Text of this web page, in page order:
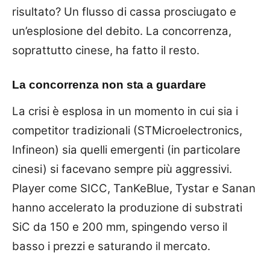
risultato? Un flusso di cassa prosciugato e
un’esplosione del debito. La concorrenza,
soprattutto cinese, ha fatto il resto.
La concorrenza non sta a guardare
La crisi è esplosa in un momento in cui sia i
competitor tradizionali (STMicroelectronics,
Infineon) sia quelli emergenti (in particolare
cinesi) si facevano sempre più aggressivi.
Player come SICC, TanKeBlue, Tystar e Sanan
hanno accelerato la produzione di substrati
SiC da 150 e 200 mm, spingendo verso il
basso i prezzi e saturando il mercato.